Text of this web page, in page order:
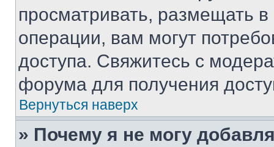
просматривать, размещать
операции, вам могут
доступа. Свяжитесь с
форума для получения
Вернуться наверх
» Почему я не могу